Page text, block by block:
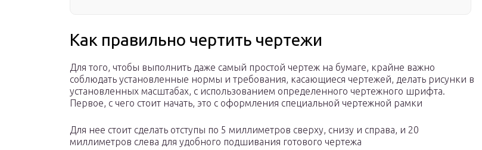
Как правильно чертить чертежи
Для того, чтобы выполнить даже самый простой чертеж на бумаге, крайне важно
соблюдать установленные нормы и требования, касающиеся чертежей, делать рисунки в
установленных масштабах, с использованием определенного чертежного шрифта.
Первое, с чего стоит начать, это с оформления специальной чертежной рамки
Для нее стоит сделать отступы по 5 миллиметров сверху, снизу и справа, и 20
миллиметров слева для удобного подшивания готового чертежа